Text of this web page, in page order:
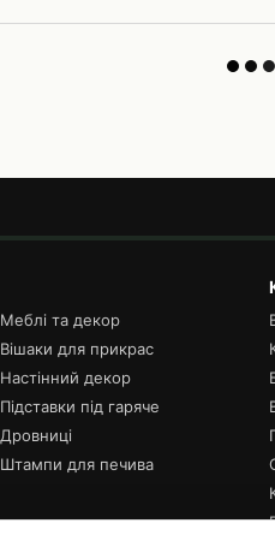
Меблі та декор
Вішаки для прикрас
Настінний декор
Підставки під гаряче
Дровниці
Штампи для печива